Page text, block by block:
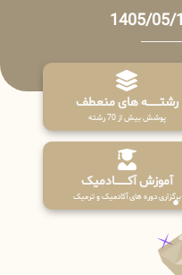
رشتـــــــه های منعطف
پوشش بیش از 70 رشته
آموزش آکـــــــادمیک
برگزاری دوره های آکادمیک و ترمیک